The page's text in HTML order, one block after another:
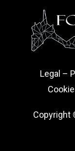
Legal –
Copyright